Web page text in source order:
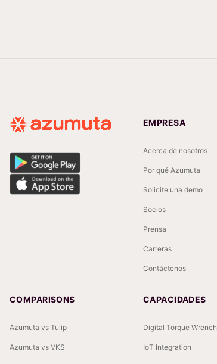
EMPRESA
Acerca de nosotros
Por qué Azumuta
Solicite una demo
Socios
Prensa
Carreras
Contáctenos
COMPARISONS
Azumuta vs Tulip
Azumuta vs VKS
CAPACIDADES
Digital Torque Wrench
IoT Integration